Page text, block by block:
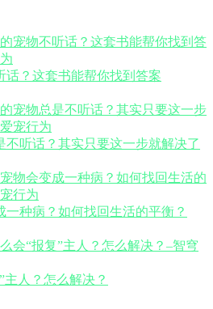
话？这套书能帮你找到答案
不听话？其实只要这一步就解决了
一种病？如何找回生活的平衡？
主人？怎么解决？